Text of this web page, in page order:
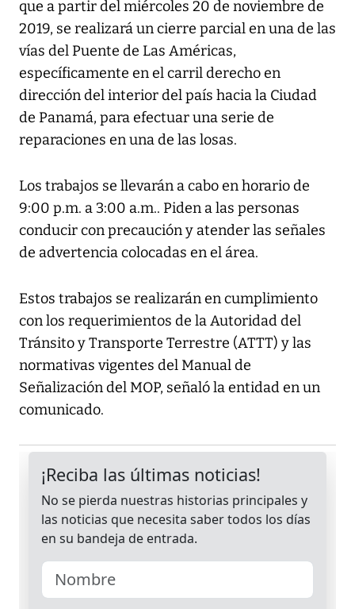
que a partir del miércoles 20 de noviembre de
2019, se realizará un cierre parcial en una de las
vías del Puente de Las Américas,
específicamente en el carril derecho en
dirección del interior del país hacia la Ciudad
de Panamá, para efectuar una serie de
reparaciones en una de las losas.
Los trabajos se llevarán a cabo en horario de
9:00 p.m. a 3:00 a.m.. Piden a las personas
conducir con precaución y atender las señales
de advertencia colocadas en el área.
Estos trabajos se realizarán en cumplimiento
con los requerimientos de la Autoridad del
Tránsito y Transporte Terrestre (ATTT) y las
normativas vigentes del Manual de
Señalización del MOP, señaló la entidad en un
comunicado.